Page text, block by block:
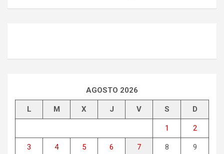
AGOSTO 2026
L M X J V S D
1 2
3 4 5 6 7 8 9